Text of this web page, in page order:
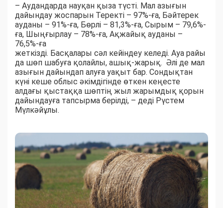
– Аудандарда науқан қыза түсті. Мал азығын
дайындау жоспарын Теректі – 97%-ға, Бәйтерек
ауданы – 91%-ға, Бөрлі – 81,3%-ға, Сырым – 79,6%-
ға, Шыңғырлау – 78%-ға, Ақжайық ауданы –
76,5%-ға
жеткізді. Басқалары сәл кейіндеу келеді. Ауа райы
да шөп шабуға қолайлы, ашық-жарық. Әлі де мал
азығын дайындап алуға уақыт бар. Сондықтан
күні кеше облыс әкімдігінде өткен кеңесте
алдағы қыстаққа шөптің жыл жарымдық қорын
дайындауға тапсырма берілді, – деді Рүстем
Мүлкәйұлы.